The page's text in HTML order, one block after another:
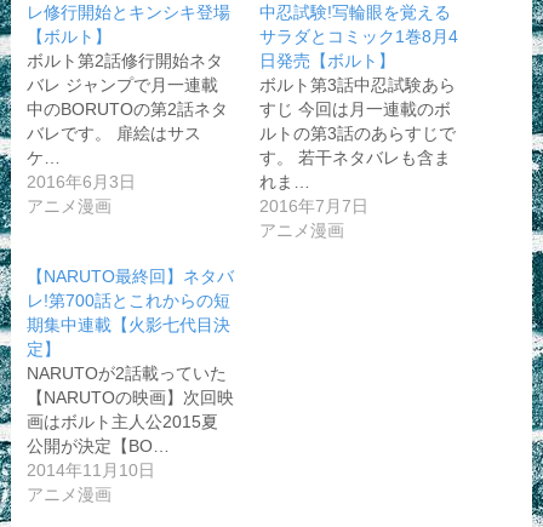
レ修行開始とキンシキ登場
【ボルト】
ボルト第2話修行開始ネタ
バレ ジャンプで月一連載
中のBORUTOの第2話ネタ
バレです。 扉絵はサス
ケ…
2016年6月3日
アニメ漫画
中忍試験!写輪眼を覚える
サラダとコミック1巻8月4
日発売【ボルト】
ボルト第3話中忍試験あら
すじ 今回は月一連載のボ
ルトの第3話のあらすじで
す。 若干ネタバレも含ま
れま…
2016年7月7日
アニメ漫画
【NARUTO最終回】ネタバ
レ!第700話とこれからの短
期集中連載【火影七代目決
定】
NARUTOが2話載っていた
【NARUTOの映画】次回映
画はボルト主人公2015夏
公開が決定【BO…
2014年11月10日
アニメ漫画